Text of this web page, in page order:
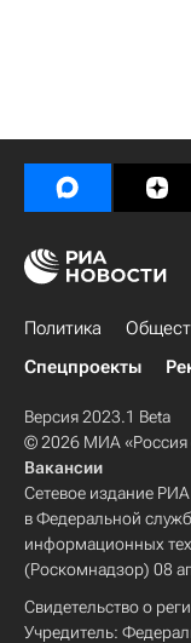
Политика
Спецпроекты
Версия 2023.1 Beta
© 2026 МИА «Россия
Вакансии
Сетевое издание
в Федеральной
информационных
(Роскомнадзор) 08
Свидетельство о
Учредитель: